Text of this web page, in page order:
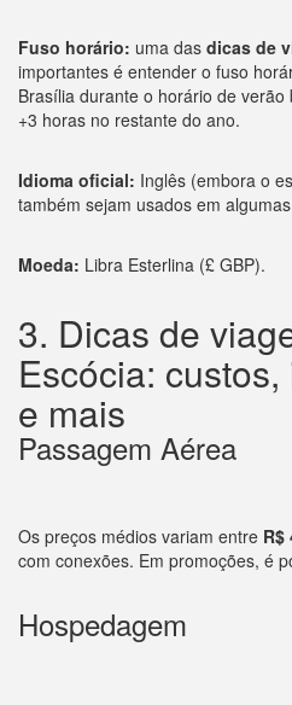
Fuso horário: uma das dicas de
importantes é entender o fuso
Brasília durante o horário de
+3 horas no restante do ano.
Idioma oficial: Inglês (embora o
também sejam usados em
Moeda: Libra Esterlina (£ GBP).
3. Dicas de
Escócia:
e mais
Passagem Aérea
Os preços médios variam entre R$
com conexões. Em promoções, é
Hospedagem